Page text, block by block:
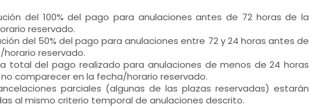
del 100% del pago para anulaciones antes de 72 horas de la
reservado.
del 50% del pago para anulaciones entre 72 y 24 horas antes de
reservado.
total del pago realizado para anulaciones de menos de 24 horas
comparecer en la fecha/horario reservado.
parciales (algunas de las plazas reservadas) estarán
al mismo criterio temporal de anulaciones descrito.